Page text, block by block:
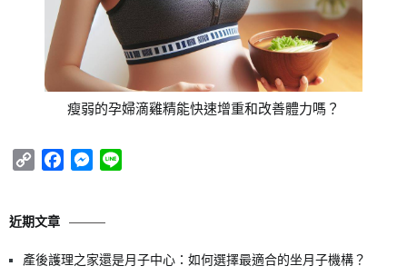
瘦弱的孕婦滴雞精能快速增重和改善體力嗎？
Copy
FacebookMessenger
近期文章
產後護理之家還是月子中心：如何選擇最適合的坐月子機構？